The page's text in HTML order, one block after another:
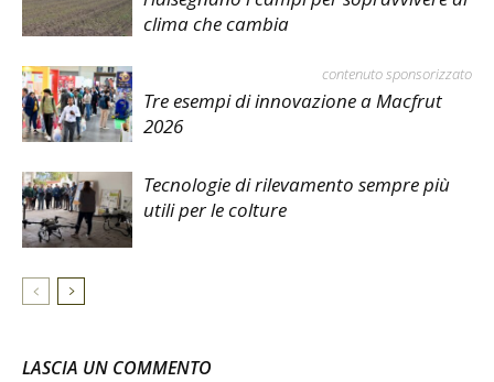
clima che cambia
contenuto sponsorizzato
Tre esempi di innovazione a Macfrut
2026
Tecnologie di rilevamento sempre più
utili per le colture
LASCIA UN COMMENTO